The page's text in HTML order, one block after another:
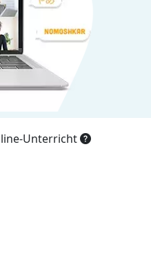
Unterricht